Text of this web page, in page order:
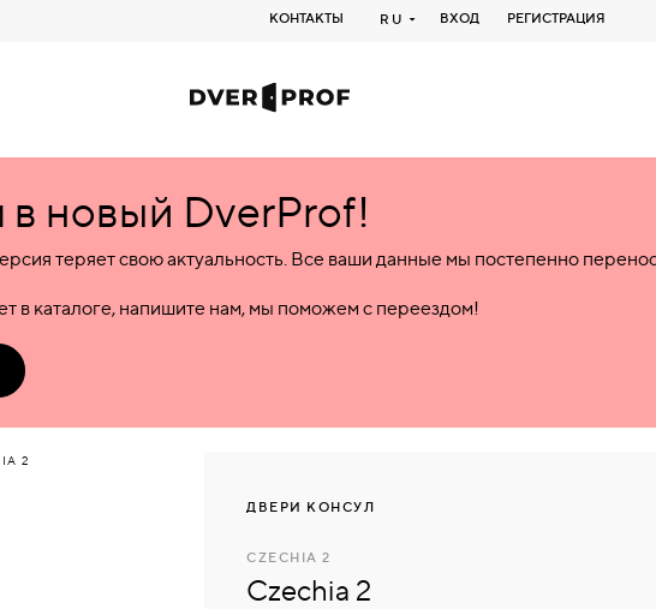
КОНТАКТЫ RU ВХОД РЕГИСТРАЦИЯ
новый DverProf!
теряет свою актуальность. Все ваши данные мы постепенно
в каталоге, напишите нам, мы поможем с переездом!
2
ДВЕРИ КОНСУЛ
CZECHIA 2
Czechia 2